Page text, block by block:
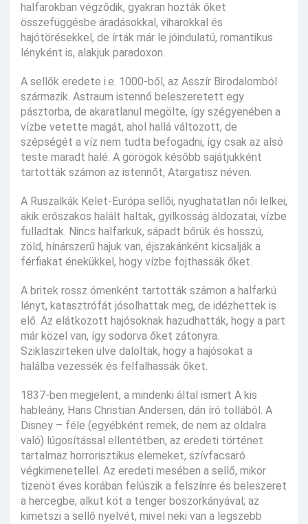
halfarokban végződik, gyakran hozták őket
összefüggésbe áradásokkal, viharokkal és
hajótörésekkel, de írták már le jóindulatú, romantikus
lényként is, alakjuk paradoxon.
A sellők eredete i.e. 1000-ből, az Asszír Birodalomból
származik. Astraum istennő beleszeretett egy
pásztorba, de akaratlanul megölte, így szégyenében a
vízbe vetette magát, ahol hallá változott, de
szépségét a víz nem tudta befogadni, így csak az alsó
teste maradt halé. A görögök később sajátjukként
tartották számon az istennőt, Atargatisz néven.
A Ruszalkák Kelet-Európa sellői, nyughatatlan női lelkei,
akik erőszakos halált haltak, gyilkosság áldozatai, vízbe
fulladtak. Nincs halfarkuk, sápadt bőrük és hosszú,
zöld, hínárszerű hajuk van, éjszakánként kicsalják a
férfiakat énekükkel, hogy vízbe fojthassák őket.
A britek rossz ómenként tartották számon a halfarkú
lényt, katasztrófát jósolhattak meg, de idézhettek is
elő. Az elátkozott hajósoknak hazudhatták, hogy a part
már közel van, így sodorva őket zátonyra.
Sziklaszirteken ülve daloltak, hogy a hajósokat a
halálba vezessék és felfalhassák őket.
1837-ben megjelent, a mindenki által ismert A kis
hableány, Hans Christian Andersen, dán író tollából. A
Disney – féle (egyébként remek, de nem az oldalra
való) lúgosítással ellentétben, az eredeti történet
tartalmaz horrorisztikus elemeket, szívfacsaró
végkimenetellel. Az eredeti mesében a sellő, mikor
tizenöt éves korában felúszik a felszínre és beleszeret
a hercegbe, alkut köt a tenger boszorkányával; az
kimetszi a sellő nyelvét, mivel neki van a legszebb